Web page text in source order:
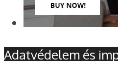
Adatvédelem és